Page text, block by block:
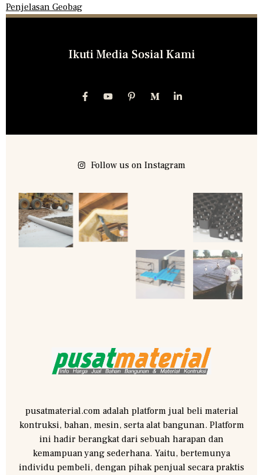
Penjelasan Geobag
Ikuti Media Sosial Kami
Follow us on Instagram
pusatmaterial.com adalah platform jual beli material
kontruksi, bahan, mesin, serta alat bangunan. Platform
ini hadir berangkat dari sebuah harapan dan
kemampuan yang sederhana. Yaitu, bertemunya
individu pembeli, dengan pihak penjual secara praktis